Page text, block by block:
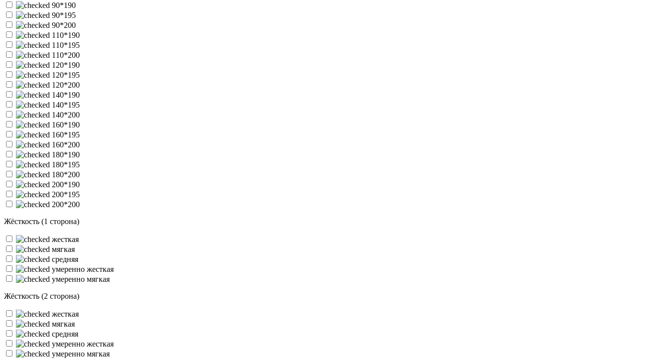
90*190
90*195
90*200
110*190
110*195
110*200
120*190
120*195
120*200
140*190
140*195
140*200
160*190
160*195
160*200
180*190
180*195
180*200
200*190
200*195
200*200
Жёсткость (1 сторона)
жесткая
мягкая
средняя
умеренно жесткая
умеренно мягкая
Жёсткость (2 сторона)
жесткая
мягкая
средняя
умеренно жесткая
умеренно мягкая